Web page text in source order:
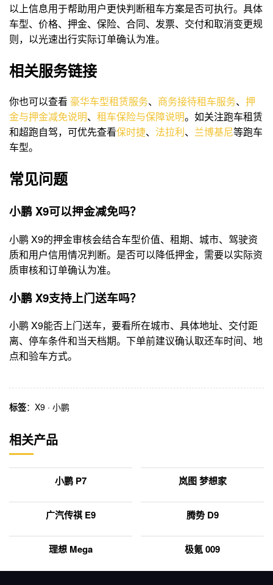
以上信息用于帮助用户更快判断租车方案是否可执行。具体
车型、价格、押金、保险、合同、发票、交付和取消变更规
则，以光速出行实际订单确认为准。
相关服务链接
你也可以查看 豪华车型租赁服务、 商务接待租车服务、 押
金与押金减免说明、 租车保险与保障说明。如关注跑车租赁
和超跑自驾，可优先查看保时捷、 法拉利、 兰博基尼等跑车
车型。
常见问题
小鹏 X9可以押金减免吗？
小鹏 X9的押金审核会结合车型价值、租期、城市、驾驶资
质和用户信用情况判断。是否可以降低押金，需要以实际资
质审核和订单确认为准。
小鹏 X9支持上门送车吗？
小鹏 X9能否上门送车，要看所在城市、具体地址、交付距
离、停车条件和当天档期。下单前建议确认取还车时间、地
点和验车方式。
标签： X9 · 小鹏
相关产品
小鹏 P7 岚图 梦想家
广汽传祺 E9 腾势 D9
理想 Mega 极氪 009